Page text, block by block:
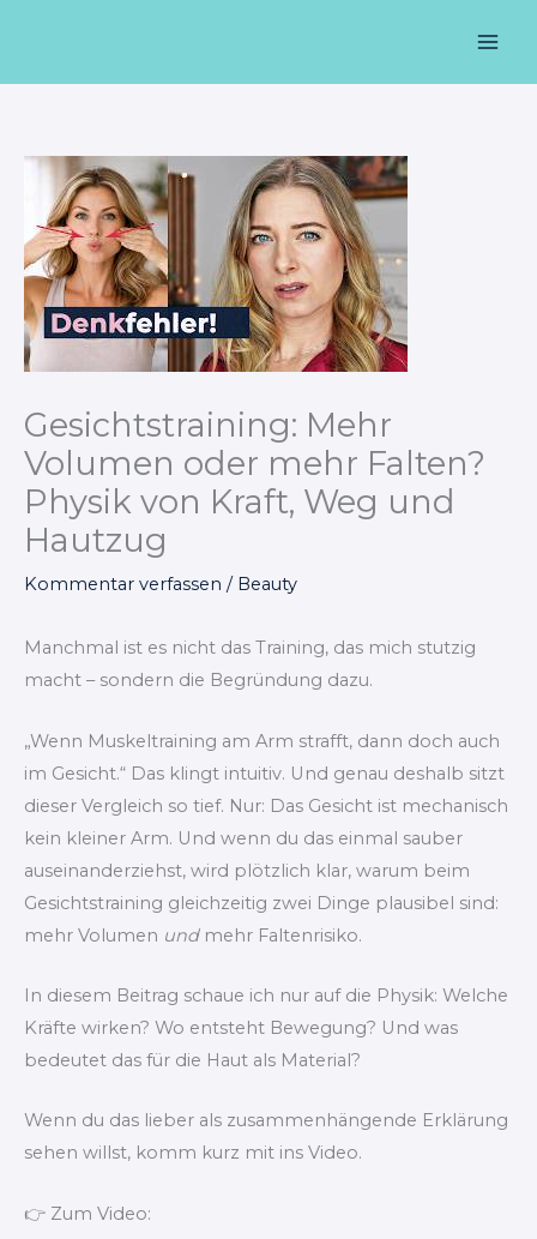
springen
Gesichtstraining: Mehr
Volumen oder mehr Falten?
Physik von Kraft, Weg und
Hautzug
Kommentar verfassen / Beauty
Manchmal ist es nicht das Training, das mich stutzig
macht – sondern die Begründung dazu.
„Wenn Muskeltraining am Arm strafft, dann doch auch
im Gesicht.“ Das klingt intuitiv. Und genau deshalb sitzt
dieser Vergleich so tief. Nur: Das Gesicht ist mechanisch
kein kleiner Arm. Und wenn du das einmal sauber
auseinanderziehst, wird plötzlich klar, warum beim
Gesichtstraining gleichzeitig zwei Dinge plausibel sind:
mehr Volumen undmehr Faltenrisiko.
In diesem Beitrag schaue ich nur auf die Physik: Welche
Kräfte wirken? Wo entsteht Bewegung? Und was
bedeutet das für die Haut als Material?
Wenn du das lieber als zusammenhängende Erklärung
sehen willst, komm kurz mit ins Video.
👉 Zum Video: